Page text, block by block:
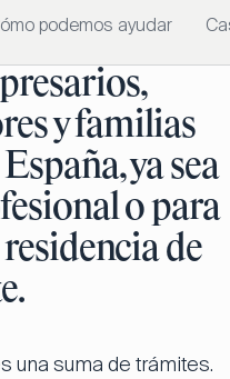
podemos ayudar
y familias
ya sea
o para
de
una suma de trámites.